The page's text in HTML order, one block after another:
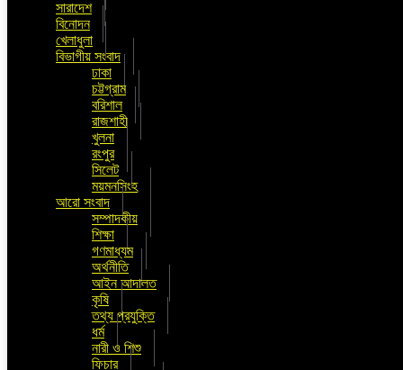
সারাদেশ
বিনোদন
খেলাধুলা
বিভাগীয় সংবাদ
ঢাকা
চট্টগ্রাম
বরিশাল
রাজশাহী
খুলনা
রংপুর
সিলেট
ময়মনসিংহ
আরো সংবাদ
সম্পাদকীয়
শিক্ষা
গণমাধ্যম
অর্থনীতি
আইন আদালত
কৃষি
তথ্য প্রযুক্তি
ধর্ম
নারী ও শিশু
ফিচার